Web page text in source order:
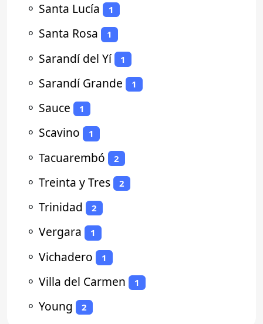
⚬ Santa Lucía 1
⚬ Santa Rosa 1
⚬ Sarandí del Yí 1
⚬ Sarandí Grande 1
⚬ Sauce 1
⚬ Scavino 1
⚬ Tacuarembó 2
⚬ Treinta y Tres 2
⚬ Trinidad 2
⚬ Vergara 1
⚬ Vichadero 1
⚬ Villa del Carmen 1
⚬ Young 2